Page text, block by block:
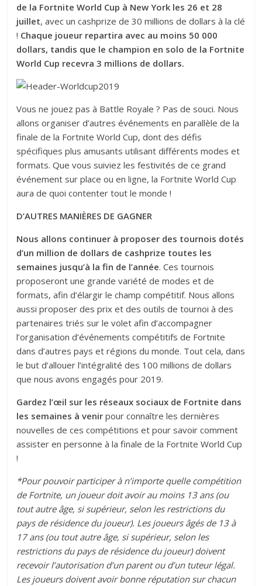
de la Fortnite World Cup à New York les 26 et 28
juillet, avec un cashprize de 30 millions de dollars à la clé
! Chaque joueur repartira avec au moins 50 000
dollars, tandis que le champion en solo de la Fortnite
World Cup recevra 3 millions de dollars.
Vous ne jouez pas à Battle Royale ? Pas de souci. Nous
allons organiser d’autres événements en parallèle de la
finale de la Fortnite World Cup, dont des défis
spécifiques plus amusants utilisant différents modes et
formats. Que vous suiviez les festivités de ce grand
événement sur place ou en ligne, la Fortnite World Cup
aura de quoi contenter tout le monde !
D’AUTRES MANIÈRES DE GAGNER
Nous allons continuer à proposer des tournois dotés
d’un million de dollars de cashprize toutes les
semaines jusqu’à la fin de l’année. Ces tournois
proposeront une grande variété de modes et de
formats, afin d’élargir le champ compétitif. Nous allons
aussi proposer des prix et des outils de tournoi à des
partenaires triés sur le volet afin d’accompagner
l’organisation d’événements compétitifs de Fortnite
dans d’autres pays et régions du monde. Tout cela, dans
le but d’allouer l’intégralité des 100 millions de dollars
que nous avons engagés pour 2019.
Gardez l’œil sur les réseaux sociaux de Fortnite dans
les semaines à venir pour connaître les dernières
nouvelles de ces compétitions et pour savoir comment
assister en personne à la finale de la Fortnite World Cup
!
*Pour pouvoir participer à n’importe quelle compétition
de Fortnite, un joueur doit avoir au moins 13 ans (ou
tout autre âge, si supérieur, selon les restrictions du
pays de résidence du joueur). Les joueurs âgés de 13 à
17 ans (ou tout autre âge, si supérieur, selon les
restrictions du pays de résidence du joueur) doivent
recevoir l’autorisation d’un parent ou d’un tuteur légal.
Les joueurs doivent avoir bonne réputation sur chacun